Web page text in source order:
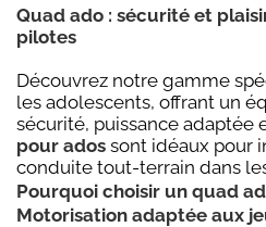
Quad ado : sécurité et
pilotes
Découvrez notre gamme
les adolescents, offrant un
sécurité, puissance adaptée
pour ados sont idéaux pour
conduite tout-terrain dans
Pourquoi choisir un quad
Motorisation adaptée aux